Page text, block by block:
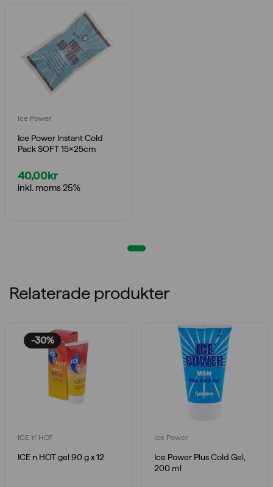
Ice Power
Ice Power Instant Cold
Pack SOFT 15x25cm
40,00kr
inkl. moms 25%
Relaterade produkter
-30%
ICE ’n’ HOT
ICE n HOT gel 90 g x 12
Ice Power
Ice Power Plus Cold Gel,
200 ml